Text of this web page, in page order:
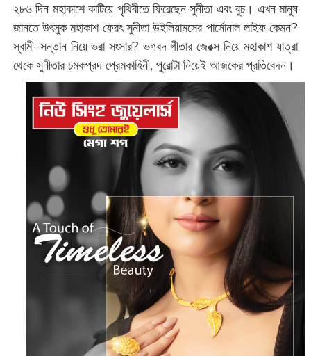
২৮৬ দিন মহাকাশে কাটিয়ে পৃথিবীতে ফিরেছেন সুনীতা এবং বুচ। এখন মানুষ
জানতে উৎসুক মহাকাশ ফেরৎ সুনীতা উইলিয়ামসের পার্সোনাল লাইফ কেমন?
স্বামী–সন্তান নিয়ে ভরা সংসার? ভগবদ গীতার জেরক্স নিয়ে মহাকাশ যাত্রা
থেকে সুনীতার চমকপ্রদ প্রেমকাহিনী, পুরোটা নিয়েই আজকের প্রতিবেদন।